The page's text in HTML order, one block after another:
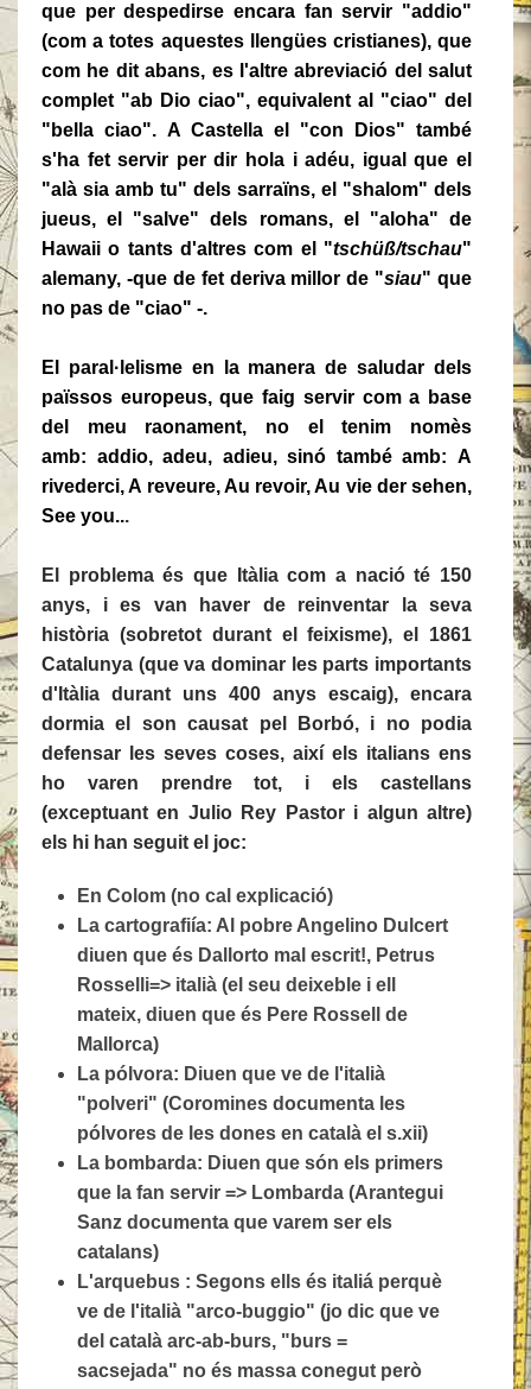
que per despedirse encara fan servir "addio"
(com a totes aquestes llengües cristianes), que
com he dit abans, es l'altre abreviació del salut
complet "ab Dio ciao", equivalent al "ciao" del
"bella ciao". A Castella el "con Dios" també
s'ha fet servir per dir hola i adéu, igual que el
"alà sia amb tu" dels sarraïns, el "shalom" dels
jueus, el "salve" dels romans, el "aloha" de
Hawaii o tants d'altres com el "tschüß/tschau"
alemany, -que de fet deriva millor de "siau" que
no pas de "ciao" -.
El paral·lelisme en la manera de saludar dels
païssos europeus, que faig servir com a base
del meu raonament, no el tenim nomès
amb: addio, adeu, adieu, sinó també amb: A
rivederci, A reveure, Au revoir, Au vie der sehen,
See you...
El problema és que Itàlia com a nació té 150
anys, i es van haver de reinventar la seva
història (sobretot durant el feixisme), el 1861
Catalunya (que va dominar les parts importants
d'Itàlia durant uns 400 anys escaig), encara
dormia el son causat pel Borbó, i no podia
defensar les seves coses, així els italians ens
ho varen prendre tot, i els castellans
(exceptuant en Julio Rey Pastor i algun altre)
els hi han seguit el joc:
En Colom (no cal explicació)
La cartografiía: Al pobre Angelino Dulcert
diuen que és Dallorto mal escrit!, Petrus
Rosselli=> italià (el seu deixeble i ell
mateix, diuen que és Pere Rossell de
Mallorca)
La pólvora: Diuen que ve de l'italià
"polveri" (Coromines documenta les
pólvores de les dones en català el s.xii)
La bombarda: Diuen que són els primers
que la fan servir => Lombarda (Arantegui
Sanz documenta que varem ser els
catalans)
L'arquebus : Segons ells és italiá perquè
ve de l'italià "arco-buggio" (jo dic que ve
del català arc-ab-burs, "burs =
sacsejada" no és massa conegut però